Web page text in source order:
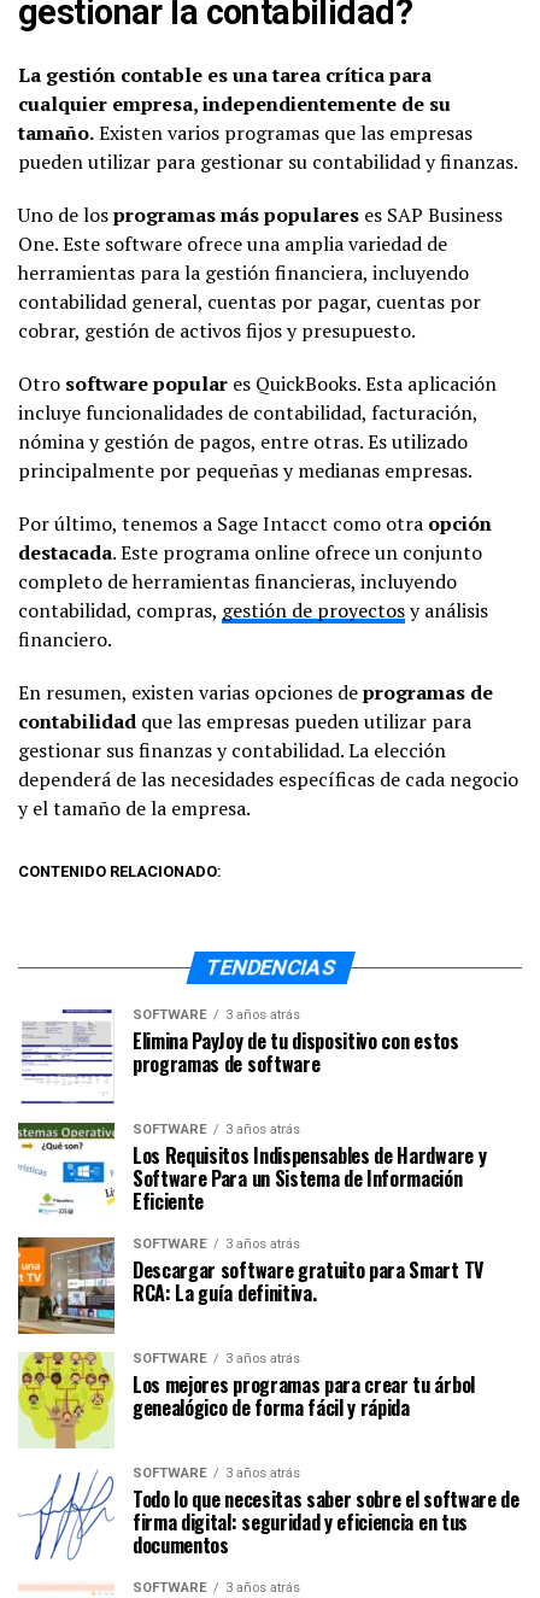
gestionar la contabilidad?
La gestión contable es una tarea crítica para
cualquier empresa, independientemente de su
tamaño.Existen varios programas que las empresas
pueden utilizar para gestionar su contabilidad y finanzas.
Uno de losprogramas más populares es SAP Business
One. Este software ofrece una amplia variedad de
herramientas para la gestión financiera, incluyendo
contabilidad general, cuentas por pagar, cuentas por
cobrar, gestión de activos fijos y presupuesto.
Otro software popular es QuickBooks. Esta aplicación
incluye funcionalidades de contabilidad, facturación,
nómina y gestión de pagos, entre otras. Es utilizado
principalmente por pequeñas y medianas empresas.
Por último, tenemos a Sage Intacct como otra opción
destacada. Este programa online ofrece un conjunto
completo de herramientas financieras, incluyendo
contabilidad, compras, gestión de proyectosy análisis
financiero.
En resumen, existen varias opciones deprogramas de
contabilidad que las empresas pueden utilizar para
gestionar sus finanzas y contabilidad. La elección
dependerá de las necesidades específicas de cada negocio
y el tamaño de la empresa.
CONTENIDO RELACIONADO:
TENDENCIAS
SOFTWARE 3 años atrás
Elimina PayJoy de tu dispositivo con estos
programas de software
SOFTWARE 3 años atrás
Los Requisitos Indispensables de Hardware y
Software Para un Sistema de Información
Eficiente
SOFTWARE 3 años atrás
Descargar software gratuito para Smart TV
RCA: La guía definitiva.
SOFTWARE 3 años atrás
Los mejores programas para crear tu árbol
genealógico de forma fácil y rápida
SOFTWARE 3 años atrás
Todo lo que necesitas saber sobre el software de
firma digital: seguridad y eficiencia en tus
documentos
SOFTWARE 3 años atrás